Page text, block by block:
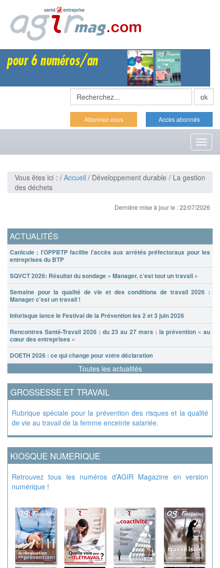
Abonnez-vous Accès abonnés
Vous êtes ici : / Accueil / Développement durable / La gestion
des déchets
Dernière mise à jour le : 22/07/2026
ACTUALITÉS
Canicule : l'OPPBTP facilite l'accès aux arrêtés préfectoraux pour les
entreprises du BTP
SQVCT 2026: Résultat du sondage « Manager, c’est tout un travail »
Semaine pour la qualité de vie et des conditions de travail 2026 :
Manager c'est un travail !
Inforisque lance le Festival de la Prévention les 2 et 3 juin 2026
Rencontres Santé-Travail 2026 : du 23 au 27 mars : la prévention « au
cœur des entreprises »
DOETH 2026 : ce qui change pour votre déclaration
Toutes les actualités
GROSSESSE ET TRAVAIL
Rubrique spéciale pour la prévention des risques et la qualité
de vie au travail de la femme enceinte salariée.
KIOSQUE NUMERIQUE
Retrouvez tous les numéros d’AGIR Magazine en version
numérique !